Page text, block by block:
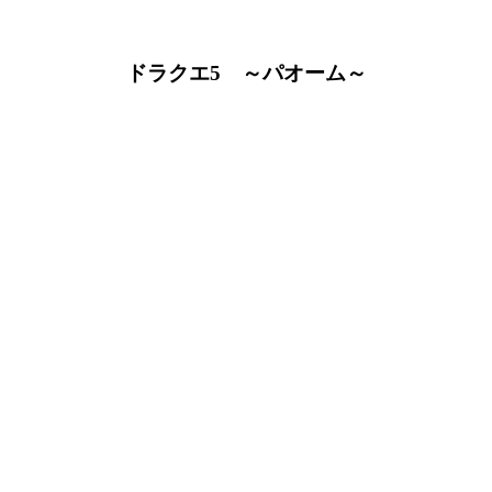
ドラクエ5 ～パオーム～